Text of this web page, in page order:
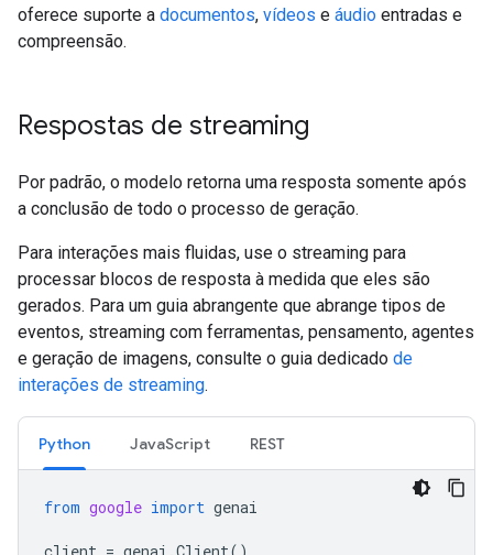
oferece suporte a documentos, vídeos e áudio entradas e
compreensão.
Respostas de streaming
Por padrão, o modelo retorna uma resposta somente após
a conclusão de todo o processo de geração.
Para interações mais fluidas, use o streaming para
processar blocos de resposta à medida que eles são
gerados. Para um guia abrangente que abrange tipos de
eventos, streaming com ferramentas, pensamento, agentes
e geração de imagens, consulte o guia dedicado de
interações de streaming.
Python JavaScript REST
from google import genai